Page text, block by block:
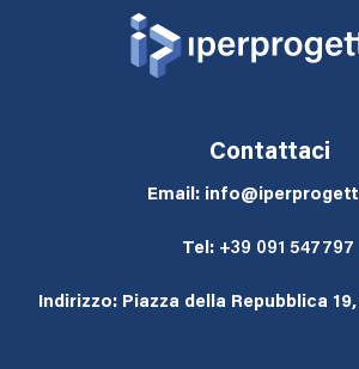
Contattaci
Email:
Tel: +39 091 547797
Indirizzo: Piazza della Repubblica